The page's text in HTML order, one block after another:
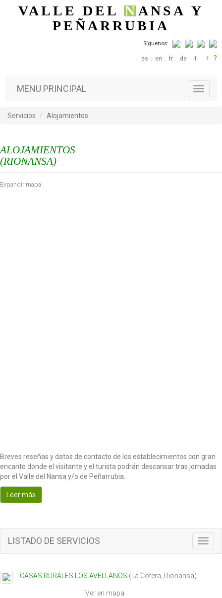
Pasar al contenido principal
VALLE DELNANSA Y
PEÑARRUBIA
Síguenos:
es en fr de it + ?
T
o
MENU PRINCIPAL
Servicios Alojamientos
ALOJAMIENTOS
(RIONANSA)
Expandir mapa
Breves reseñas y datos de contacto de los establecimientos con gran
encanto donde el visitante y el turista podrán descansar tras jornadas
por el Valle del Nansa y/o de Peñarrubia.
Leer más
T
o
LISTADO DE SERVICIOS
CASAS RURALES LOS AVELLANOS ( La Cotera Rionansa)
Ver en mapa